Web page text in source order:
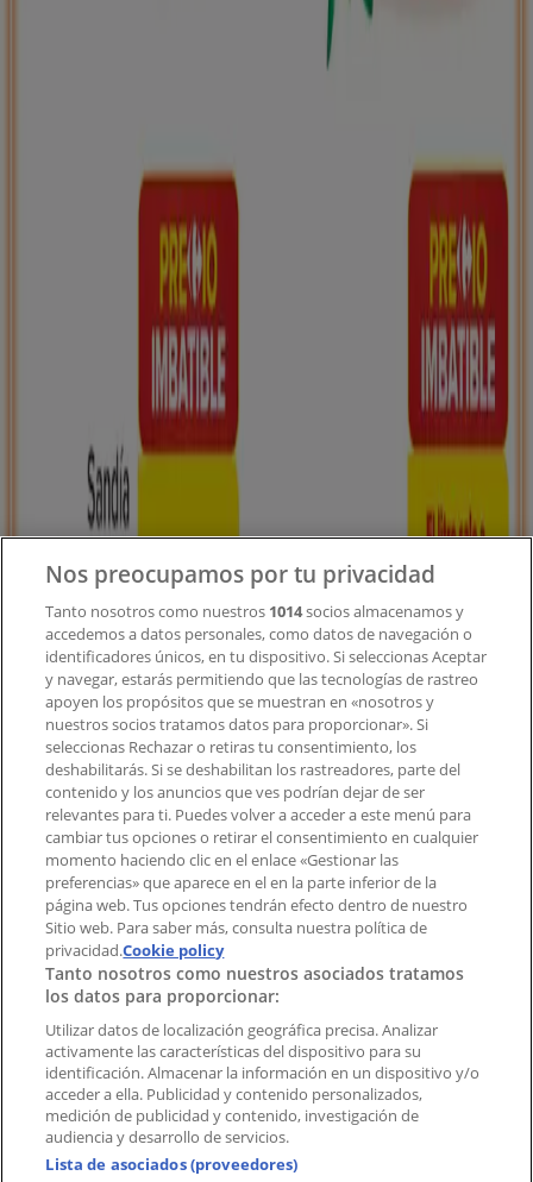
Tiendeo forma parte de Shopfully, la empresa
tecnológica que está reinventando las compras locales
en todo el mundo.
¿Qué hacemos?
Soluciones para empresas
Noticias y prensa
Trabaja con nosotros
Contacto comercial y de marketing
Tienda mal colocada en el mapa
Notificar un folleto
¿Encontraste un problema en la web o en la
aplicación?
Índices
Marcas
Marcas locales
Negocios
Negocios cercanos
Productos
Productos locales
Ciudades
Descargar la APP Tiendeo
Nos preocupamos por tu privacidad
Tanto nosotros como nuestros 1014socios almacenamos y
accedemos a datos personales, como datos de navegación o
identificadores únicos, en tu dispositivo. Si seleccionas Aceptar
y navegar, estarás permitiendo que las tecnologías de rastreo
apoyen los propósitos que se muestran en «nosotros y
nuestros socios tratamos datos para proporcionar». Si
seleccionas Rechazar o retiras tu consentimiento, los
deshabilitarás. Si se deshabilitan los rastreadores, parte del
contenido y los anuncios que ves podrían dejar de ser
relevantes para ti. Puedes volver a acceder a este menú para
cambiar tus opciones o retirar el consentimiento en cualquier
momento haciendo clic en el enlace «Gestionar las
preferencias» que aparece en el en la parte inferior de la
página web. Tus opciones tendrán efecto dentro de nuestro
Sitio web. Para saber más, consulta nuestra política de
privacidad.Cookie policy
Tanto nosotros como nuestros asociados tratamos
los datos para proporcionar:
Utilizar datos de localización geográfica precisa. Analizar
activamente las características del dispositivo para su
identificación. Almacenar la información en un dispositivo y/o
acceder a ella. Publicidad y contenido personalizados,
medición de publicidad y contenido, investigación de
audiencia y desarrollo de servicios.
Lista de asociados (proveedores)